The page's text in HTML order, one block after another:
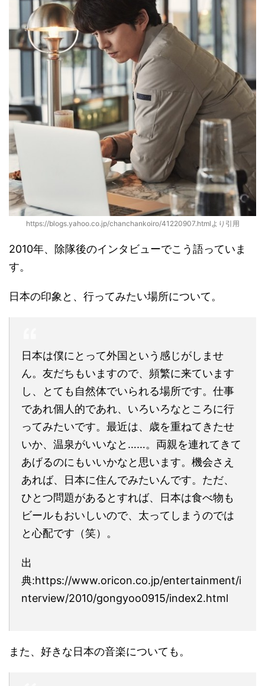
https://blogs.yahoo.co.jp/chanchankoiro/41220907.htmlより引用
2010年、除隊後のインタビューでこう語っていま
す。
日本の印象と、行ってみたい場所について。
日本は僕にとって外国という感じがしませ
ん。友だちもいますので、頻繁に来ています
し、とても自然体でいられる場所です。仕事
であれ個人的であれ、いろいろなところに行
ってみたいです。最近は、歳を重ねてきたせ
いか、温泉がいいなと……。両親を連れてきて
あげるのにもいいかなと思います。機会さえ
あれば、日本に住んでみたいんです。ただ、
ひとつ問題があるとすれば、日本は食べ物も
ビールもおいしいので、太ってしまうのでは
と心配です（笑）。
出
典:https://www.oricon.co.jp/entertainment/i
nterview/2010/gongyoo0915/index2.html
また、好きな日本の音楽についても。